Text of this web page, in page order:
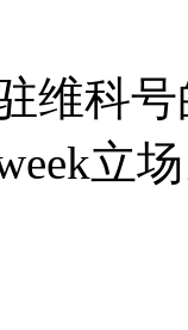
维科
立